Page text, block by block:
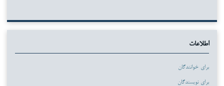
اطلاعات
برای خوانندگان
برای نویسندگان